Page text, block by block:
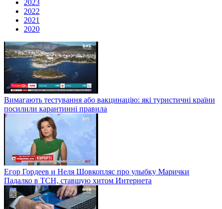
2023
2022
2021
2020
Вимагають тестування або вакцинацію: які туристичні країни
посилили карантинні правила
Егор Гордеев и Неля Шовкопляс про улыбку Марички
Падалко в ТСН, ставшую хитом Интернета